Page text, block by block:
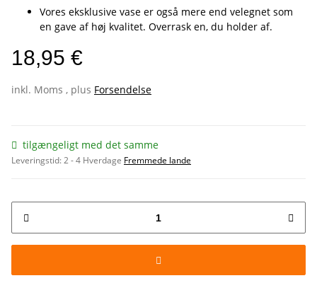
Vores eksklusive vase er også mere end velegnet som
en gave af høj kvalitet. Overrask en, du holder af.
18,95 €
inkl. Moms , plus Forsendelse
tilgængeligt med det samme
Leveringstid:2 - 4 Hverdage Fremmede lande